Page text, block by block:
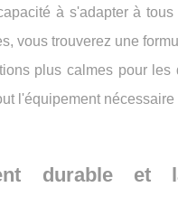
à s'adapter à
vous trouverez une
plus calmes pour
l'équipement
durable et